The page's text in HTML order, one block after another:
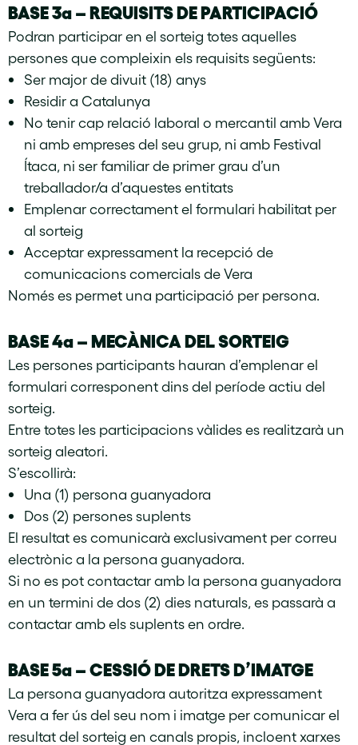
BASE 3a – REQUISITS DE PARTICIPACIÓ
Podran participar en el sorteig totes aquelles
persones que compleixin els requisits següents:
Ser major de divuit (18) anys
Residir a Catalunya
No tenir cap relació laboral o mercantil amb Vera
ni amb empreses del seu grup, ni amb Festival
Ítaca, ni ser familiar de primer grau d’un
treballador/a d’aquestes entitats
Emplenar correctament el formulari habilitat per
al sorteig
Acceptar expressament la recepció de
comunicacions comercials de Vera
Només es permet una participació per persona.
BASE 4a – MECÀNICA DEL SORTEIG
Les persones participants hauran d’emplenar el
formulari corresponent dins del període actiu del
sorteig.
Entre totes les participacions vàlides es realitzarà un
sorteig aleatori.
S’escollirà:
Una (1) persona guanyadora
Dos (2) persones suplents
El resultat es comunicarà exclusivament per correu
electrònic a la persona guanyadora.
Si no es pot contactar amb la persona guanyadora
en un termini de dos (2) dies naturals, es passarà a
contactar amb els suplents en ordre.
BASE 5a – CESSIÓ DE DRETS D’IMATGE
La persona guanyadora autoritza expressament
Vera a fer ús del seu nom i imatge per comunicar el
resultat del sorteig en canals propis, incloent xarxes